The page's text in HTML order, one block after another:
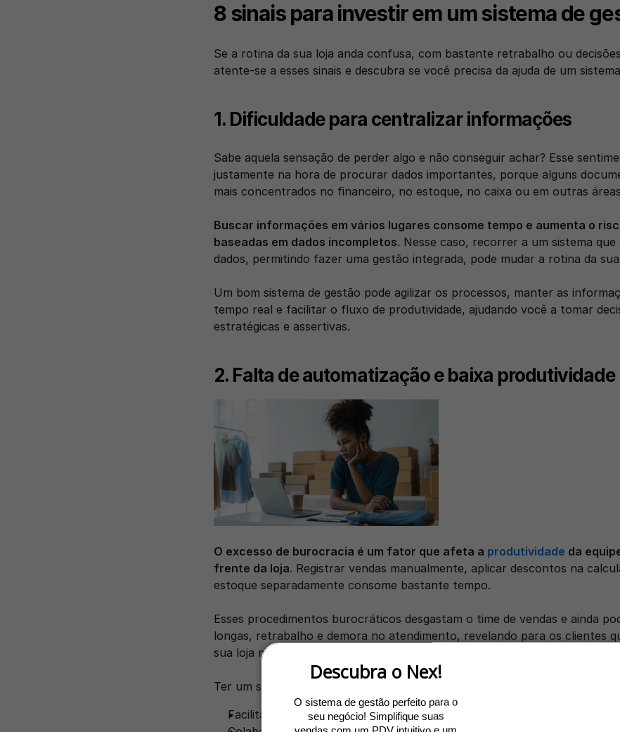
Descubra o Nex!
O sistema de gestão perfeito para o
seu negócio! Simplifique suas
8 sinais para investir em um sistema de
Se a rotina da sua loja anda confusa, com bastante retrabalho ou
atente-se a esses sinais e descubra se você precisa da ajuda de um
1. Dificuldade para centralizar informações
Sabe aquela sensação de perder algo e não conseguir achar? Esse
justamente na hora de procurar dados importantes, porque alguns
mais concentrados no financeiro, no estoque, no caixa ou em outras
Buscar informações em vários lugares consome tempo e aumenta o
baseadas em dados incompletos. Nesse caso, recorrer a um sistema
dados, permitindo fazer uma gestão integrada, pode mudar a rotina da
Um bom sistema de gestão pode agilizar os processos, manter as
tempo real e facilitar o fluxo de produtividade, ajudando você a tomar
estratégicas e assertivas.
2. Falta de automatização e baixa produtividade
O excesso de burocracia é um fator que afeta a produtividade da
frente da loja. Registrar vendas manualmente, aplicar descontos na
estoque separadamente consome bastante tempo.
Esses procedimentos burocráticos desgastam o time de vendas e ainda
longas, retrabalho e demora no atendimento, revelando para os clientes
sua loja não estão otimizados.
Ter um sistema de gestão integrado ao PDV pode:
Facilitar a automatização de processos como cadastro de produtos e